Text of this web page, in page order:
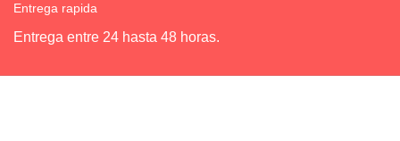
Entrega rapida
Entrega entre 24 hasta 48 horas.